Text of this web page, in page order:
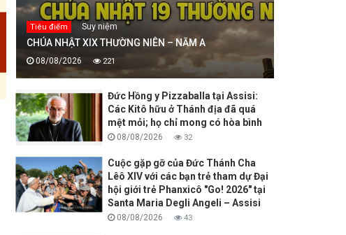
Tiêu điểm Suy niệm
CHÚA NHẬT XIX THƯỜNG NIÊN – NĂM A
08/08/2026 221
Đức Hồng y Pizzaballa tại Assisi:
Các Kitô hữu ở Thánh địa đã quá
mệt mỏi; họ chỉ mong có hòa bình
08/08/2026 32
Cuộc gặp gỡ của Đức Thánh Cha
Lêô XIV với các bạn trẻ tham dự Đại
hội giới trẻ Phanxicô "Go! 2026" tại
Santa Maria Degli Angeli – Assisi
08/08/2026 43